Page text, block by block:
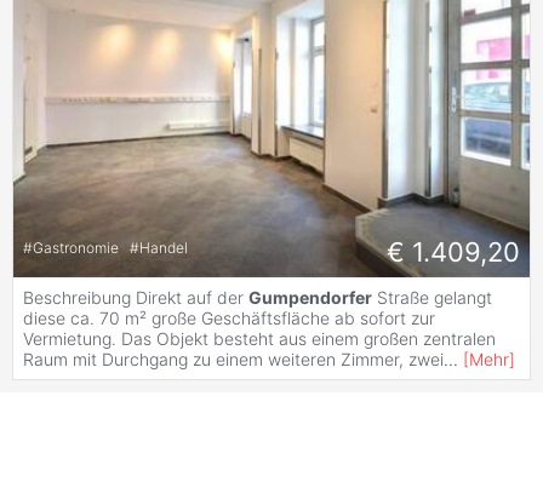
#Gastronomie #Handel € 1.409,20
Beschreibung Direkt auf der Gumpendorfer Straße gelangt
diese ca. 70 m² große Geschäftsfläche ab sofort zur
Vermietung. Das Objekt besteht aus einem großen zentralen
Raum mit Durchgang zu einem weiteren Zimmer, zwei... [Mehr]